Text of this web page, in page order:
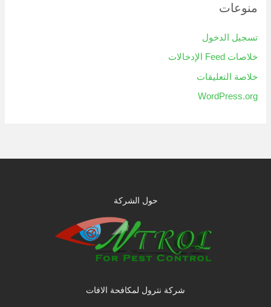
منوعات
تسجيل الدخول
خلاصات Feed الإدخالات
خلاصة التعليقات
WordPress.org
حول الشركة
شركة نترول لمكافحة الافات